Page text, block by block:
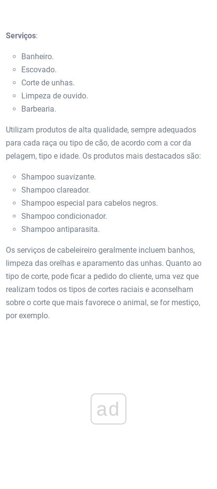
Serviços:
Banheiro.
Escovado.
Corte de unhas.
Limpeza de ouvido.
Barbearia.
Utilizam produtos de alta qualidade, sempre adequados
para cada raça ou tipo de cão, de acordo com a cor da
pelagem, tipo e idade. Os produtos mais destacados são:
Shampoo suavizante.
Shampoo clareador.
Shampoo especial para cabelos negros.
Shampoo condicionador.
Shampoo antiparasita.
Os serviços de cabeleireiro geralmente incluem banhos,
limpeza das orelhas e aparamento das unhas. Quanto ao
tipo de corte, pode ficar a pedido do cliente, uma vez que
realizam todos os tipos de cortes raciais e aconselham
sobre o corte que mais favorece o animal, se for mestiço,
por exemplo.
ad